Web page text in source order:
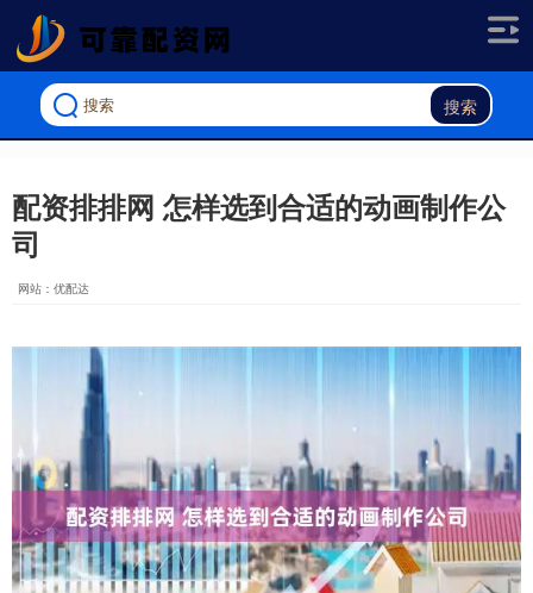
搜索
配资排排网 怎样选到合适的动画制作公
司
网站：优配达